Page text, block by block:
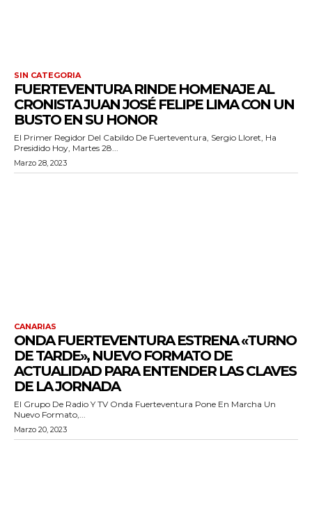
SIN CATEGORIA
FUERTEVENTURA RINDE HOMENAJE AL
CRONISTA JUAN JOSÉ FELIPE LIMA CON UN
BUSTO EN SU HONOR
El Primer Regidor Del Cabildo De Fuerteventura, Sergio Lloret, Ha
Presidido Hoy, Martes 28...
Marzo 28, 2023
CANARIAS
ONDA FUERTEVENTURA ESTRENA «TURNO
DE TARDE», NUEVO FORMATO DE
ACTUALIDAD PARA ENTENDER LAS CLAVES
DE LA JORNADA
El Grupo De Radio Y TV Onda Fuerteventura Pone En Marcha Un
Nuevo Formato,...
Marzo 20, 2023